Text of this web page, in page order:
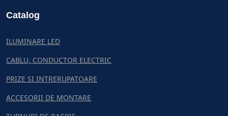
Catalog
ILUMINARE LED
CABLU, CONDUCTOR ELECTRIC
PRIZE SI INTRERUPATOARE
ACCESORII DE MONTARE